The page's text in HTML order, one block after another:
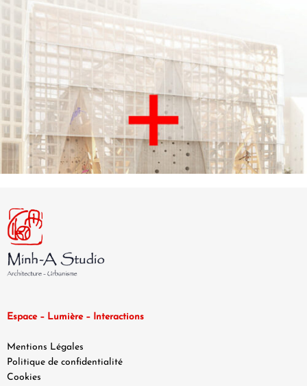
Espace – Lumière – Interactions
Mentions Légales
Politique de confidentialité
Cookies